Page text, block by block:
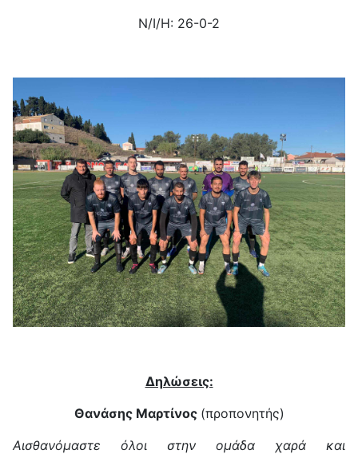
Ν/Ι/Η: 26-0-2
Δηλώσεις:
Θανάσης Μαρτίνος (προπονητής)
Αισθανόμαστε όλοι στην ομάδα χαρά και